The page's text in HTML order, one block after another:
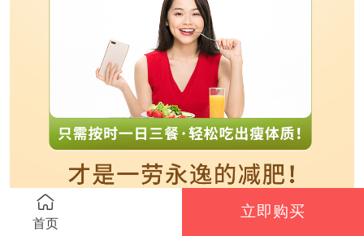
首页
立即购买